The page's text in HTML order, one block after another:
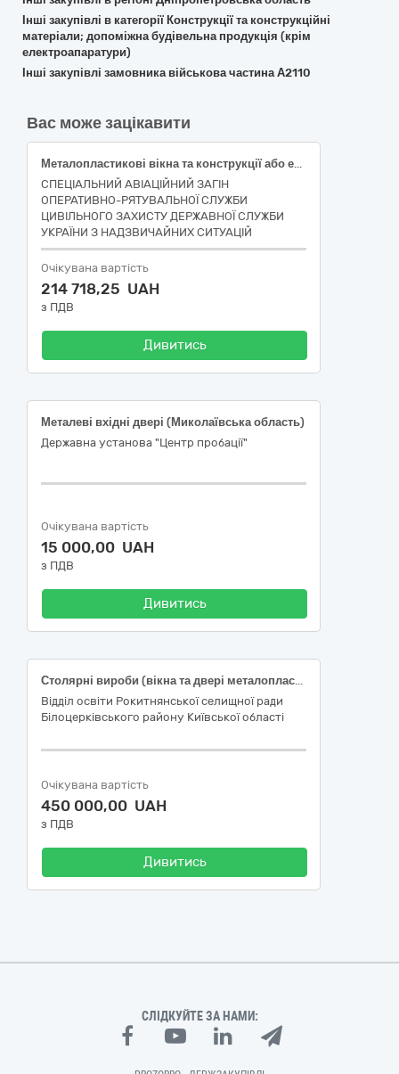
Інші закупівлі в категорії Конструкції та конструкційні
матеріали; допоміжна будівельна продукція (крім
електроапаратури)
Інші закупівлі замовника військова частина А2110
Вас може зацікавити
Металопластикові вікна та конструкції або еквівалент.
СПЕЦІАЛЬНИЙ АВІАЦІЙНИЙ ЗАГІН
ОПЕРАТИВНО-РЯТУВАЛЬНОЇ СЛУЖБИ
ЦИВІЛЬНОГО ЗАХИСТУ ДЕРЖАВНОЇ СЛУЖБИ
УКРАЇНИ З НАДЗВИЧАЙНИХ СИТУАЦІЙ
Очікувана вартість
214 718,25 UAH
з ПДВ
Дивитись
Металеві вхідні двері (Миколаївська область)
Державна установа "Центр пробації"
Очікувана вартість
15 000,00 UAH
з ПДВ
Дивитись
Столярні вироби (вікна та двері металопластикові з монтажем)
Відділ освіти Рокитнянської селищної ради
Білоцерківського району Київської області
Очікувана вартість
450 000,00 UAH
з ПДВ
Дивитись
СЛІДКУЙТЕ ЗА НАМИ: